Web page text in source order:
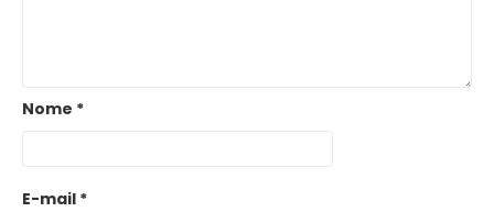
Nome *
E-mail *